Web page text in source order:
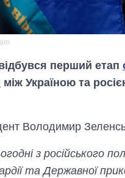
перший етап
між Україною та
Володимир
з російського
та Державної